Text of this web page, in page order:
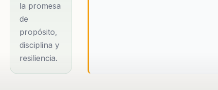
competitivo y
una pasión por
los deportes, lo
que lo llevó a
representar a su
la promesa
de
propósito,
disciplina y
resiliencia.